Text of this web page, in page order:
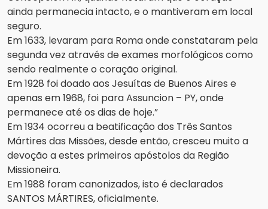
ainda permanecia intacto, e o mantiveram em local
seguro.
Em 1633, levaram para Roma onde constataram pela
segunda vez através de exames morfológicos como
sendo realmente o coração original.
Em 1928 foi doado aos Jesuítas de Buenos Aires e
apenas em 1968, foi para Assuncion – PY, onde
permanece até os dias de hoje.”
Em 1934 ocorreu a beatificação dos Três Santos
Mártires das Missões, desde então, cresceu muito a
devoção a estes primeiros apóstolos da Região
Missioneira.
Em 1988 foram canonizados, isto é declarados
SANTOS MÁRTIRES, oficialmente.